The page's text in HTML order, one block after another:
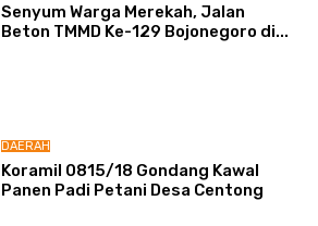
Senyum Warga Merekah, Jalan
Beton TMMD Ke-129 Bojonegoro di...
DAERAH
Koramil 0815/18 Gondang Kawal
Panen Padi Petani Desa Centong